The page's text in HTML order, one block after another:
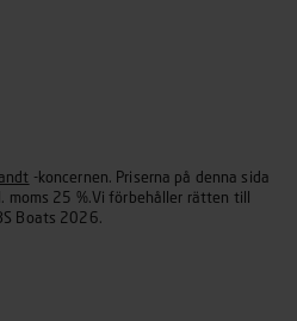
-koncernen. Priserna på denna sida
moms 25 %.Vi förbehåller rätten till
Boats 2026.